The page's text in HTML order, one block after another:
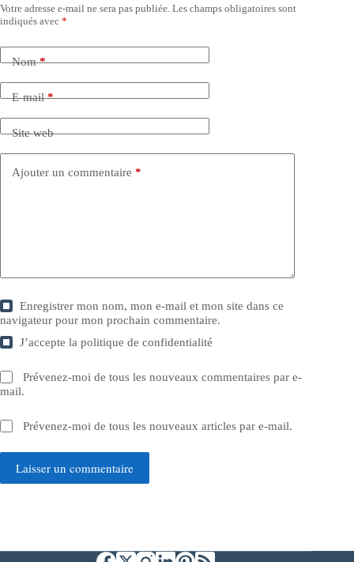
Votre adresse e-mail ne sera pas publiée. Les champs obligatoires sont
indiqués avec *
Nom*
E-mail*
Site web
Ajouter un commentaire *
Enregistrer mon nom, mon e-mail et mon site dans ce
navigateur pour mon prochain commentaire.
J’accepte lapolitique de confidentialité
Prévenez-moi de tous les nouveaux commentaires par e-
mail.
Prévenez-moi de tous les nouveaux articles par e-mail.
Laisser un commentaire